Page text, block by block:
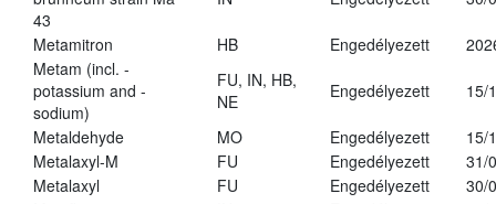
43
Metamitron HB Engedélyezett
Metam (incl. -
potassium and -
sodium)
FU, IN, HB,
NE
Engedélyezett 15/
Metaldehyde MO Engedélyezett
15/
Metalaxyl-M
FU Engedélyezett
31/
Metalaxyl
FU Engedélyezett
30/